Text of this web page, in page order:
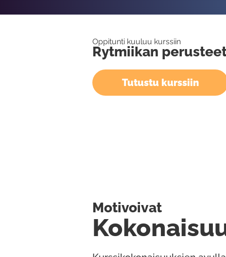
Oppitunti kuuluu kurssiin
Rytmiikan
Tutustu kurssiin
Motivoivat